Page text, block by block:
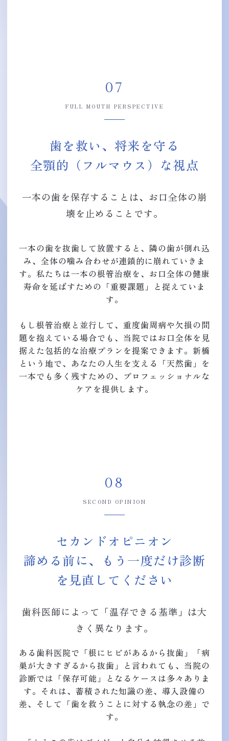
07
FULL MOUTH PERSPECTIVE
歯を救い、将来を守る
全顎的（フルマウス）な視点
一本の歯を保存することは、お口全体の崩
壊を止めることです。
一本の歯を抜歯して放置すると、隣の歯が倒れ込
み、全体の噛み合わせが連鎖的に崩れていきま
す。私たちは一本の根管治療を、お口全体の健康
寿命を延ばすための「重要課題」と捉えていま
す。
もし根管治療と並行して、重度歯周病や欠損の問
題を抱えている場合でも、当院ではお口全体を見
据えた包括的な治療プランを提案できます。新橋
という地で、あなたの人生を支える「天然歯」を
一本でも多く残すための、プロフェッショナルな
ケアを提供します。
08
SECOND OPINION
セカンドオピニオン
諦める前に、もう一度だけ診断
を見直してください
歯科医師によって「温存できる基準」は大
きく異なります。
ある歯科医院で「根にヒビがあるから抜歯」「病
巣が大きすぎるから抜歯」と言われても、当院の
診断では「保存可能」となるケースは多々ありま
す。それは、蓄積された知識の差、導入設備の
差、そして「歯を救うことに対する執念の差」で
す。